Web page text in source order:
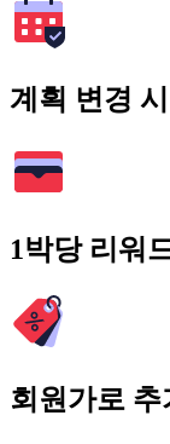
계획 변경
1박당 리워
회원가로 추